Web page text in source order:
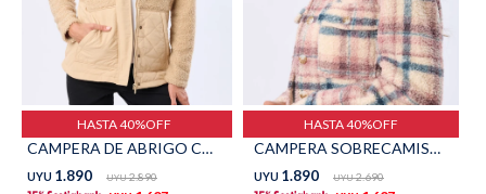
HASTA 40%OFF
CAMPERA DE ABRIGO CON CAPUCHA - Beige
UYU 1.890 UYU 2.890
HASTA 40%OFF
CAMPERA SOBRECAMISA CORDERITO - Rosado
UYU 1.890 UYU 2.690
Sacos Calzado